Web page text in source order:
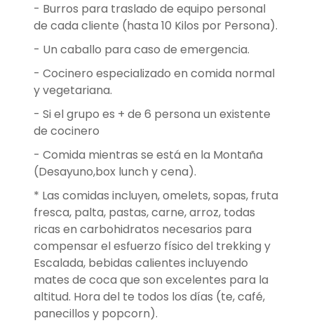
- Burros para traslado de equipo personal
de cada cliente (hasta 10 Kilos por Persona).
- Un caballo para caso de emergencia.
- Cocinero especializado en comida normal
y vegetariana.
- Si el grupo es + de 6 persona un existente
de cocinero
- Comida mientras se está en la Montaña
(Desayuno,box lunch y cena).
* Las comidas incluyen, omelets, sopas, fruta
fresca, palta, pastas, carne, arroz, todas
ricas en carbohidratos necesarios para
compensar el esfuerzo físico del trekking y
Escalada, bebidas calientes incluyendo
mates de coca que son excelentes para la
altitud. Hora del te todos los días (te, café,
panecillos y popcorn).